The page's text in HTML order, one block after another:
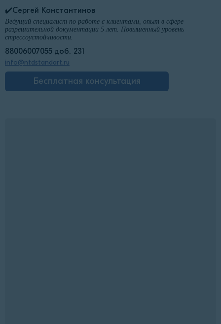
✔️Сергей Константинов
Ведущий специалист по работе с клиентами, опыт в сфере
разрешительной документации 5 лет. Повышенный уровень
стрессоустойчивости.
88006007055 доб. 231
info@ntdstandart.ru
Бесплатная консультация